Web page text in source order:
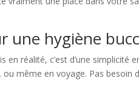
une hygiène
réalité, c’est d’une simplicité
même en voyage. Pas besoin